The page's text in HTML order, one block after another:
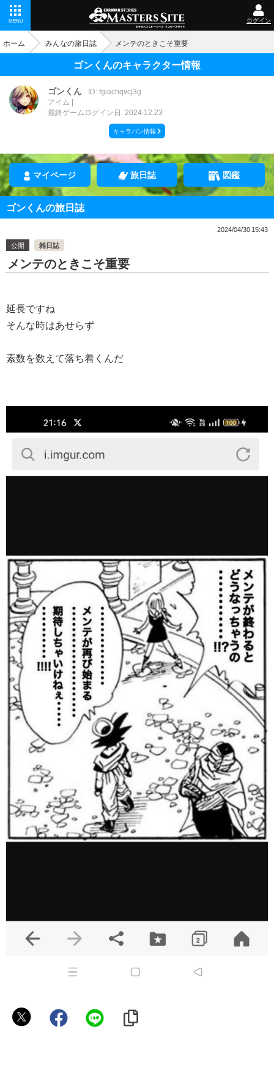
MENU ログイン
ホーム みんなの旅日誌 メンテのときこそ重要
ゴンくんのキャラクター情報
ゴンくん
ID: fgiachqvcj3g
アイム
最終ゲームログイン日: 2024.12.23
キャラバン情報
マイページ 旅日誌 図鑑
ゴンくんの旅日誌
2024/04/30 15:43
公開
雑日誌
メンテのときこそ重要
延長ですね
そんな時はあせらず
素数を数えて落ち着くんだ
ゴ